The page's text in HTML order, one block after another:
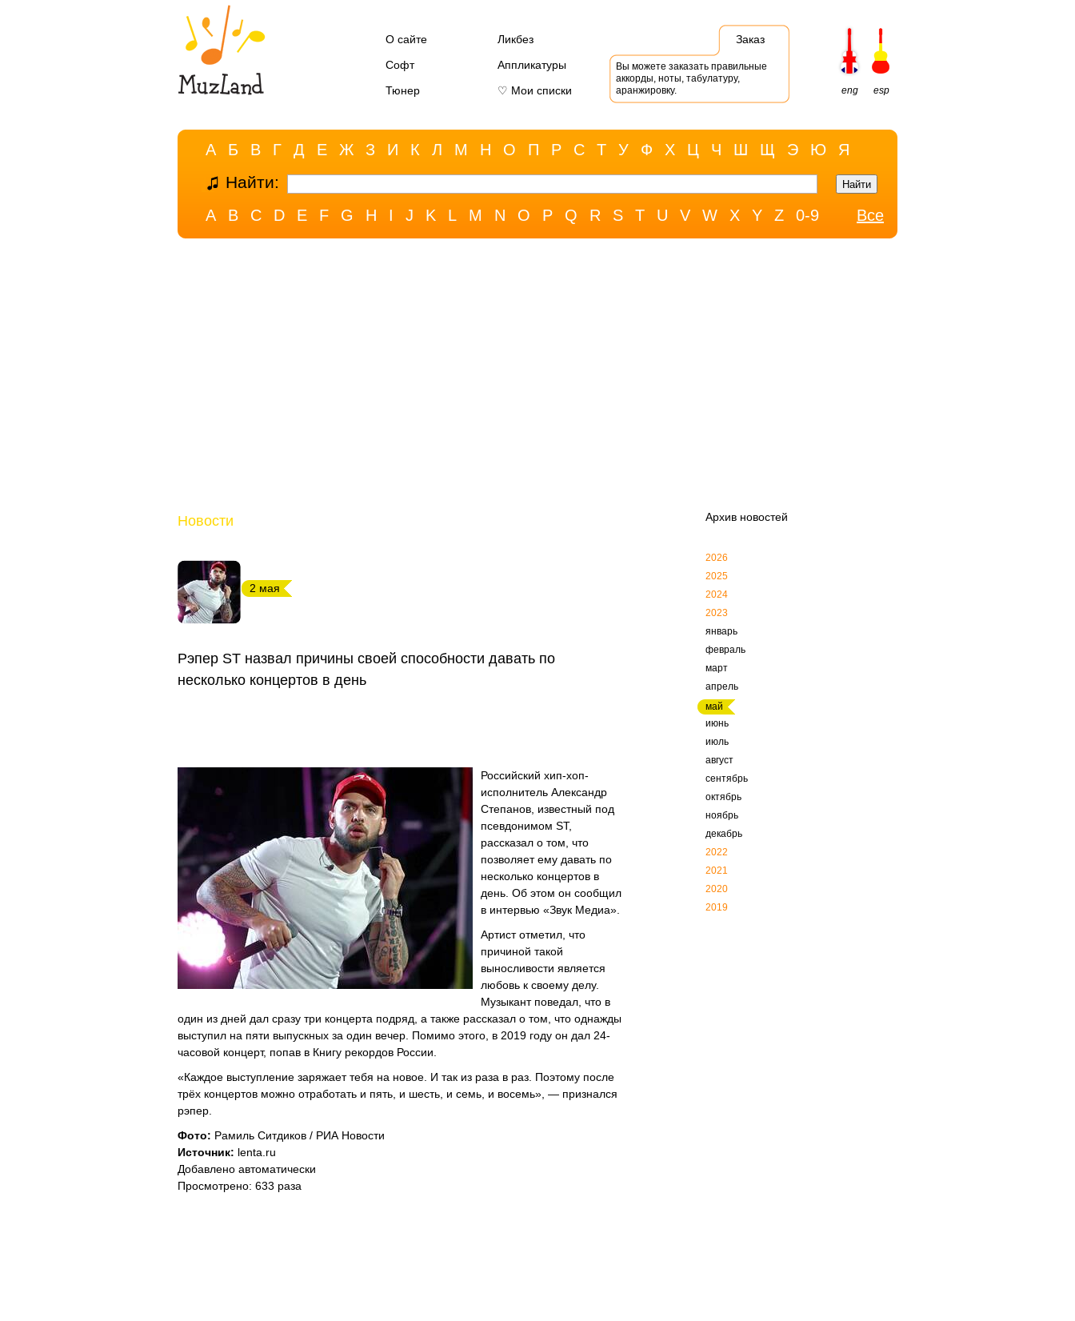
О сайте
Ликбез
Софт
Аппликатуры
Тюнер
♡ Мои списки
Заказ
Вы можете заказать правильные
аккорды, ноты, табулатуру,
аранжировку.
eng esp
А Б В Г Д Е Ж З И К Л М Н О П Р С Т У Ф Х Ц Ч Ш Щ Э Ю Я
Найти:
A B C D E F G H I J K L M N O P Q R S T U V W X Y Z 0-9 Все
Новости
2 мая
Рэпер ST назвал причины своей способности давать по
несколько концертов в день
Российский хип-хоп-
исполнитель Александр
Степанов, известный под
псевдонимом ST,
рассказал о том, что
позволяет ему давать по
несколько концертов в
день. Об этом он сообщил
в интервью «Звук Медиа».
Артист отметил, что
причиной такой
выносливости является
любовь к своему делу.
Музыкант поведал, что в
один из дней дал сразу три концерта подряд, а также рассказал о том, что однажды
выступил на пяти выпускных за один вечер. Помимо этого, в 2019 году он дал 24-
часовой концерт, попав в Книгу рекордов России.
«Каждое выступление заряжает тебя на новое. И так из раза в раз. Поэтому после
трёх концертов можно отработать и пять, и шесть, и семь, и восемь», — признался
рэпер.
Фото: Рамиль Ситдиков / РИА Новости
Источник: lenta.ru
Добавлено автоматически
Просмотрено: 633 раза
Архив новостей
2026
2025
2024
2023
январь
февраль
март
апрель
май
июнь
июль
август
сентябрь
октябрь
ноябрь
декабрь
2022
2021
2020
2019